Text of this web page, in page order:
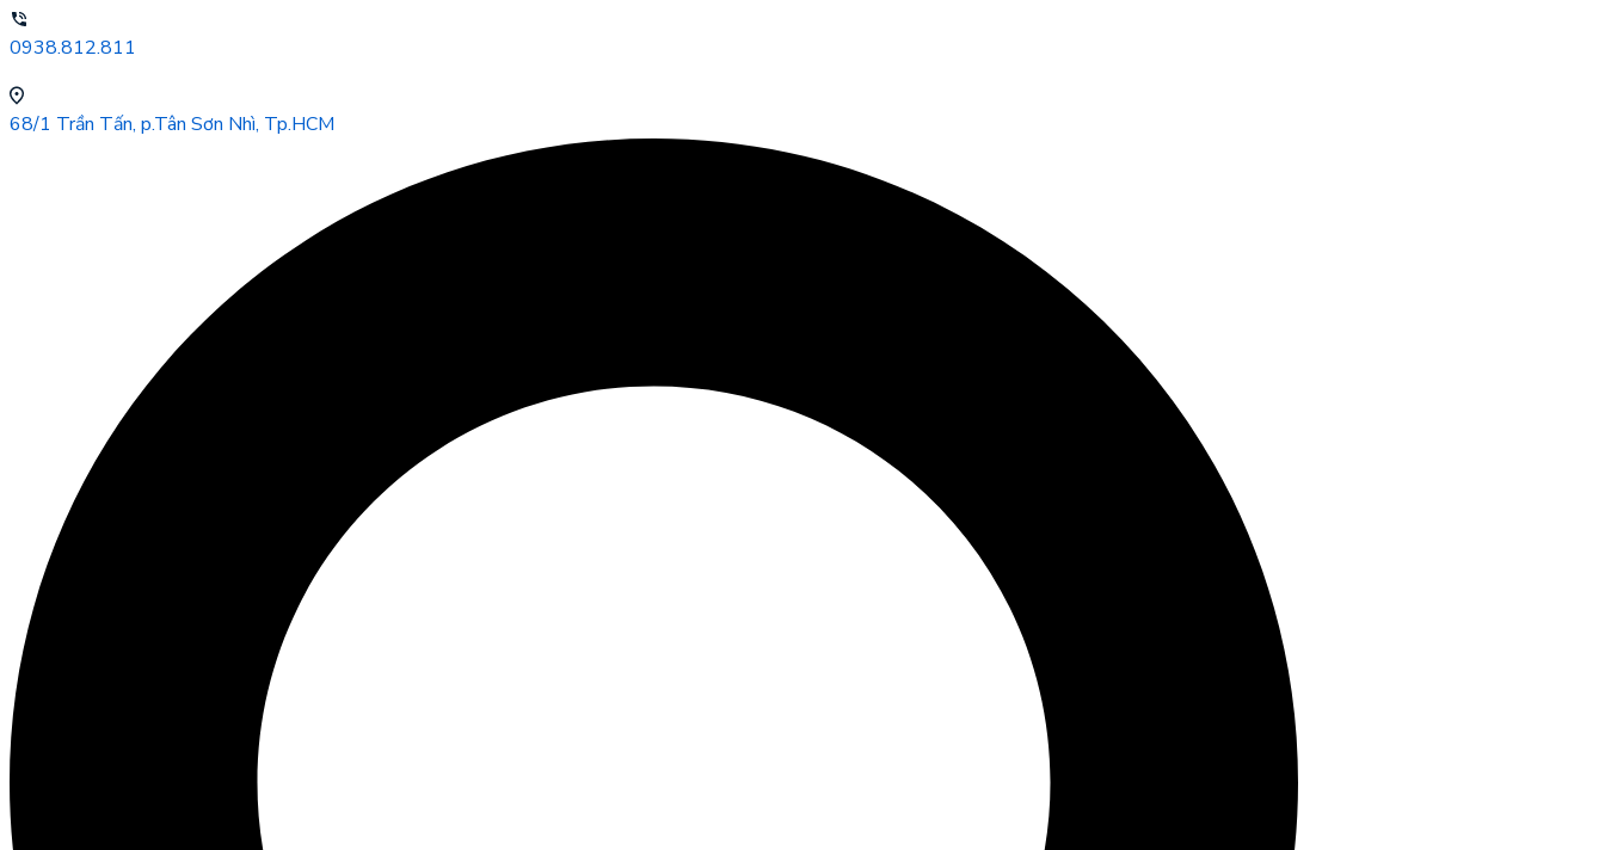
0938.812.811
68/1 Trần Tấn, p.Tân Sơn Nhì, Tp.HCM